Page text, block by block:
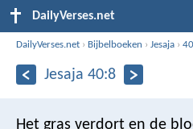
DailyVerses.net
DailyVerses.net › Bijbelboeken ›Jesaja ›40
Jesaja 40:8
Het gras verdort en de